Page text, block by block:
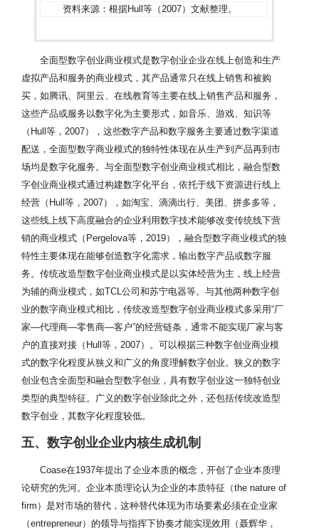
资料来源：根据Hull等（2007）文献整理。
全面型数字创业商业模式是数字创业企业在线上创造和生产
虚拟产品和服务的商业模式，其产品通常只在线上销售和被购
买，如腾讯、阿里云、在线教育等主要在线上销售产品和服务，
这些产品或服务以数字化为主要形式，如音乐、游戏、知识等
（Hull等，2007），这些数字产品和数字服务主要通过数字渠道
配送，全面型数字商业模式的独特性体现在从生产到产品再到市
场均是数字化服务。与全面型数字创业商业模式相比，融合型数
字创业商业模式通过构建数字化平台，依托于线下资源进行线上
经营（Hull等，2007），如淘宝、滴滴出行、美团、拼多多等，
这些线上线下高度融合的企业利用数字技术能够改变传统线下营
销的商业模式（Pergelova等，2019），融合型数字商业模式的独
特性主要体现在能够创造数字化需求，输出数字产品或数字服
务。传统改造型数字创业商业模式是以实体经营为主，线上经营
为辅的商业模式，如TCL公司和苏宁电器等。与其他两种数字创
业的数字商业模式相比，传统改造型数字创业商业模式多采用“厂
家—代理商—零售商—客户”的经营链条，通常不能实现厂家与客
户的直接对接（Hull等，2007）。可以根据三种数字创业商业模
式的数字化程度从狭义和广义的角度理解数字创业。狭义的数字
创业包含全面型和融合型数字创业，具有数字创业这一独特创业
类型的典型特征。广义的数字创业除此之外，还包括传统改造型
数字创业，其数字化程度较低。
五、数字创业企业内核生成机制
Coase在1937年提出了企业本质的概念，开创了企业本质理
论研究的先河。企业本质理论认为企业的本质特征（the nature of
firm）是对市场的替代，这种替代体现为市场要素必须在企业家
（entrepreneur）的领导与指挥下协奏才能实现效用（聂辉华，